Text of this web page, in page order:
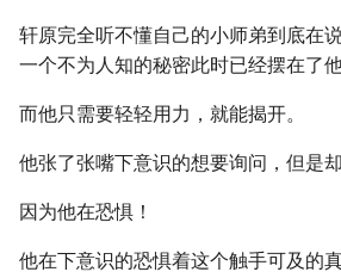
轩原完全听不懂自己的小师弟到底在
一个不为人知的秘密此时已经摆在了他
而他只需要轻轻用力，就能揭开。
他张了张嘴下意识的想要询问，但是
因为他在恐惧！
他在下意识的恐惧着这个触手可及的